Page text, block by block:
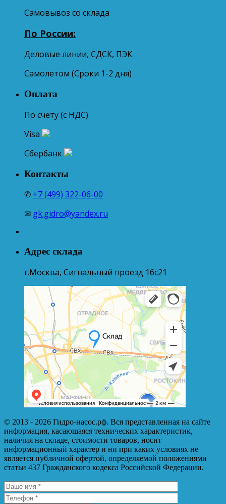
Самовывоз со склада
По России:
Деловые линии, СДСК, ПЭК
Самолетом (Сроки 1-2 дня)
Оплата
По счету (с НДС)
Visa
Сбербанк
Контакты
✆ +7 (499) 322-06-00
✉ gk.gidro@yandex.ru
Адрес склада
г.Москва, Сигнальный проезд 16с21
© 2013 - 2026 Гидро-насос.рф. Вся представленная на сайте
информация, касающаяся технических характеристик,
наличия на складе, стоимости товаров, носит
информационный характер и ни при каких условиях не
является публичной офертой, определяемой положениями
статьи 437 Гражданского кодекса Российской Федерации.